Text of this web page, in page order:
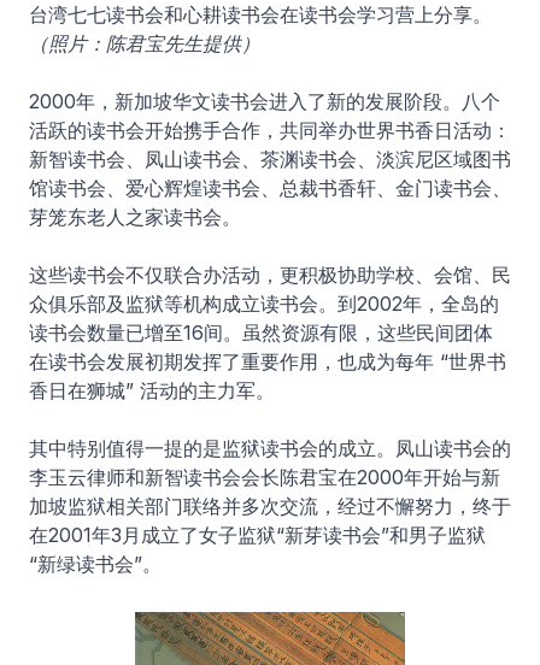
台湾七七读书会和心耕读书会在读书会学习营上分享。
（照片：陈君宝先生提供）
2000年，新加坡华文读书会进入了新的发展阶段。八个
活跃的读书会开始携手合作，共同举办世界书香日活动：
新智读书会、凤山读书会、茶渊读书会、淡滨尼区域图书
馆读书会、爱心辉煌读书会、总裁书香轩、金门读书会、
芽笼东老人之家读书会。
这些读书会不仅联合办活动，更积极协助学校、会馆、民
众俱乐部及监狱等机构成立读书会。到2002年，全岛的
读书会数量已增至16间。虽然资源有限，这些民间团体
在读书会发展初期发挥了重要作用，也成为每年 “世界书
香日在狮城” 活动的主力军。
其中特别值得一提的是监狱读书会的成立。凤山读书会的
李玉云律师和新智读书会会长陈君宝在2000年开始与新
加坡监狱相关部门联络并多次交流，经过不懈努力，终于
在2001年3月成立了女子监狱“新芽读书会”和男子监狱
“新绿读书会”。